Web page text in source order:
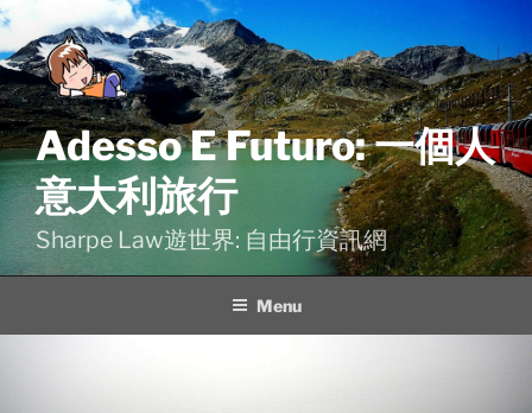
Skip
content
Adesso E Futuro: 一個人
意大利旅行
Sharpe Law遊世界: 自由行資訊網
Menu